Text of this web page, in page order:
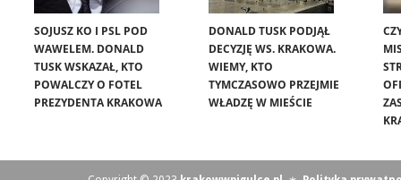
SOJUSZ KO I PSL POD
WAWELEM. DONALD
TUSK WSKAZAŁ, KTO
POWALCZY O FOTEL
PREZYDENTA KRAKOWA
DONALD TUSK PODJĄŁ
DECYZJĘ WS. KRAKOWA.
WIEMY, KTO
TYMCZASOWO PRZEJMIE
WŁADZĘ W MIEŚCIE